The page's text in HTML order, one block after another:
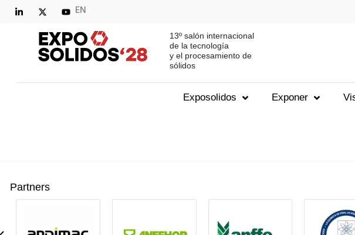
EN
13º salón internacional
de la tecnología
y el procesamiento de
sólidos
Exposolidos Exponer
Partners